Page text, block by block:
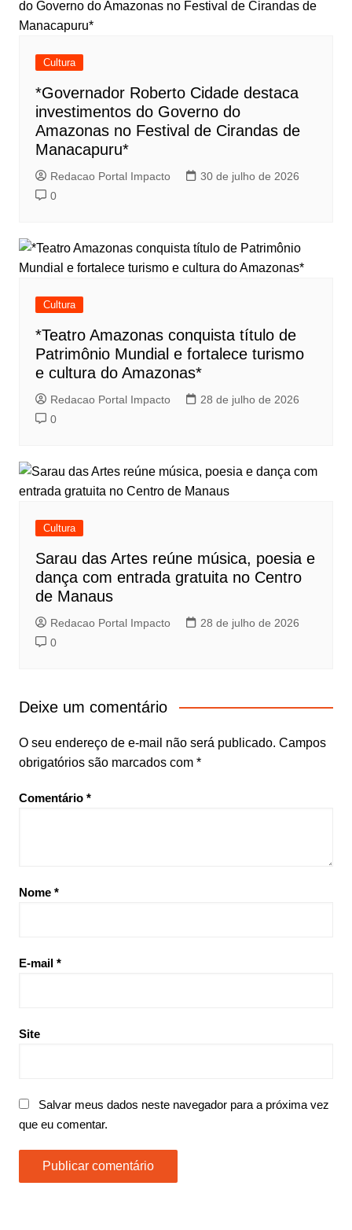
Cultura
*Governador Roberto Cidade destaca
investimentos do Governo do
Amazonas no Festival de Cirandas de
Manacapuru*
Redacao Portal Impacto
30 de julho de 2026
0
Cultura
*Teatro Amazonas conquista título de
Patrimônio Mundial e fortalece turismo
e cultura do Amazonas*
Redacao Portal Impacto
28 de julho de 2026
0
Cultura
Sarau das Artes reúne música, poesia e
dança com entrada gratuita no Centro
de Manaus
Redacao Portal Impacto
28 de julho de 2026
0
Deixe um comentário
O seu endereço de e-mail não será publicado. Campos
obrigatórios são marcados com *
Comentário *
Nome *
E-mail *
Site
Salvar meus dados neste navegador para a próxima vez
que eu comentar.